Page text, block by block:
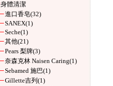
身體清潔
進口香皂(32)
SANEX(1)
Seche(1)
其他(21)
Pears 梨牌(3)
奈森克林 Naisen Caring(1)
Sebamed 施巴(1)
Gillette吉列 (1)